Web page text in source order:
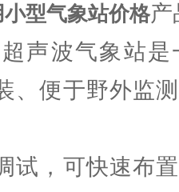
型气象站价格产
波气象站是
、便于野外监
，可快速布置